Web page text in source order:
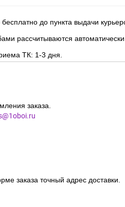
до пункта выдачи
рассчитываются
ТК: 1-3 дня.
заказа.
заказа точный адрес доставки.